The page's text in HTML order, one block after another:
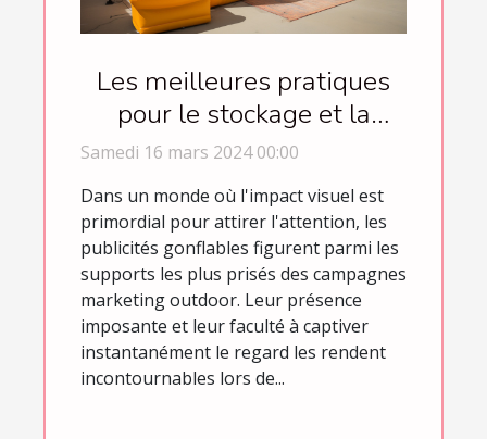
Les meilleures pratiques
pour le stockage et la
maintenance des publicités
Samedi 16 mars 2024 00:00
Dans un monde où l'impact visuel est
primordial pour attirer l'attention, les
publicités gonflables figurent parmi les
supports les plus prisés des campagnes
marketing outdoor. Leur présence
imposante et leur faculté à captiver
instantanément le regard les rendent
incontournables lors de...